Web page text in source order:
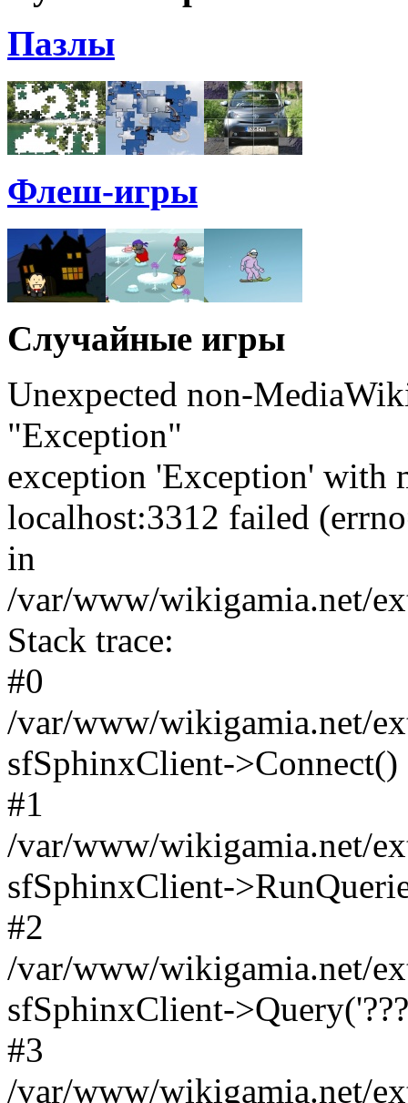
Пазлы
Флеш-игры
Случайные игры
Unexpected non-
"Exception"
exception 'Exception' with
localhost:3312 failed
in
/var/www/wikigamia.net/
Stack trace:
#0
/var/www/wikigamia.net/
sfSphinxClient->Connect()
#1
/var/www/wikigamia.net/
sfSphinxClient-
#2
/var/www/wikigamia.net/
sfSphinxClient-
#3
/var/www/wikigamia.net/